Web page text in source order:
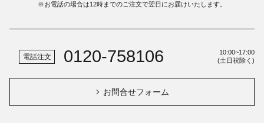
※お電話の場合は12時までのご注文で翌日にお届けいたします。
電話注文 0120-758106
10:00~17:00
(土日祝除く)
お問合せフォーム